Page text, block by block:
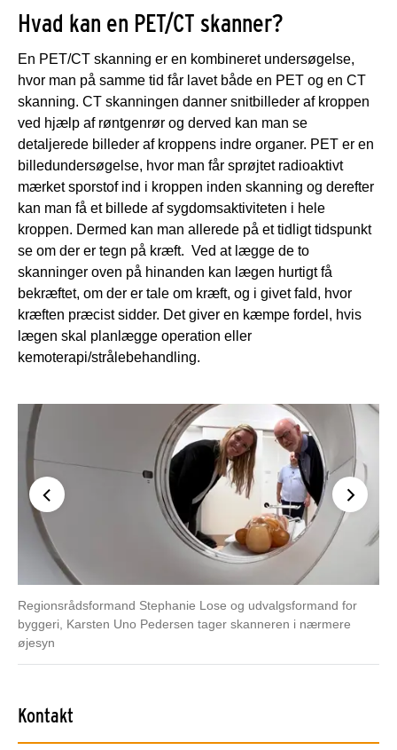
Hvad kan en PET/CT skanner?
En PET/CT skanning er en kombineret undersøgelse,
hvor man på samme tid får lavet både en PET og en CT
skanning. CT skanningen danner snitbilleder af kroppen
ved hjælp af røntgenrør og derved kan man se
detaljerede billeder af kroppens indre organer. PET er en
billedundersøgelse, hvor man får sprøjtet radioaktivt
mærket sporstof ind i kroppen inden skanning og derefter
kan man få et billede af sygdomsaktiviteten i hele
kroppen. Dermed kan man allerede på et tidligt tidspunkt
se om der er tegn på kræft. Ved at lægge de to
skanninger oven på hinanden kan lægen hurtigt få
bekræftet, om der er tale om kræft, og i givet fald, hvor
kræften præcist sidder. Det giver en kæmpe fordel, hvis
lægen skal planlægge operation eller
kemoterapi/strålebehandling.
Regionsrådsformand Stephanie Lose og udvalgsformand for
byggeri, Karsten Uno Pedersen tager skanneren i nærmere
øjesyn
Kontakt